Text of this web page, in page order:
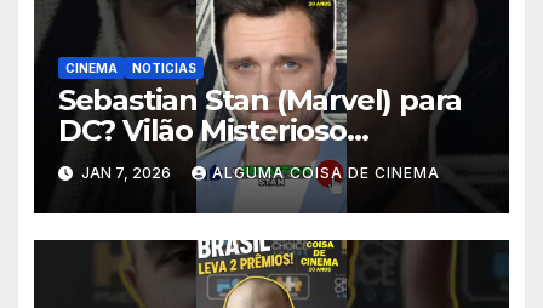
CINEMA NOTICIAS
Sebastian Stan (Marvel) para
DC? Vilão Misterioso
Revelado! #shorts
JAN 7, 2026 ALGUMA COISA DE CINEMA